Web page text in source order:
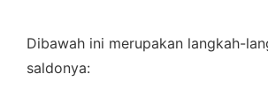
Dibawah ini merupakan langkah-
saldonya: